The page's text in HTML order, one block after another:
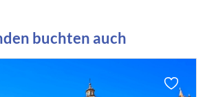
buchten auch